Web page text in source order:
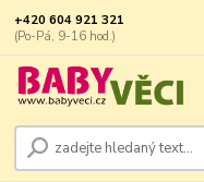
+420 604 921 321
(Po-Pá, 9-16 hod.)